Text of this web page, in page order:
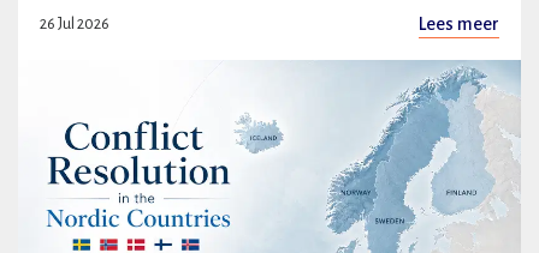
26 Jul 2026 Lees meer